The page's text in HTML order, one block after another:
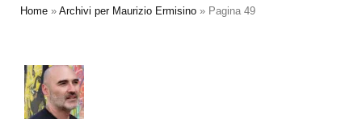
Home » Archivi per Maurizio Ermisino » Pagina 49